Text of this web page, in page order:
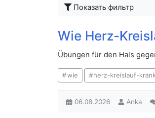
Показать фильтр
Wie Herz-
Übungen für den Hals
wie herz-kreislauf-
06.08.2026 Anka